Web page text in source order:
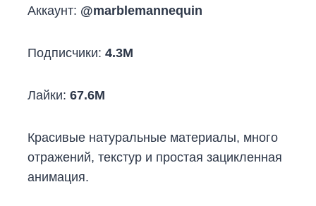
Аккаунт: @marblemannequin
Подписчики:4.3M
Лайки:67.6M
Красивые натуральные материалы, много
отражений, текстур и простая зацикленная
анимация.